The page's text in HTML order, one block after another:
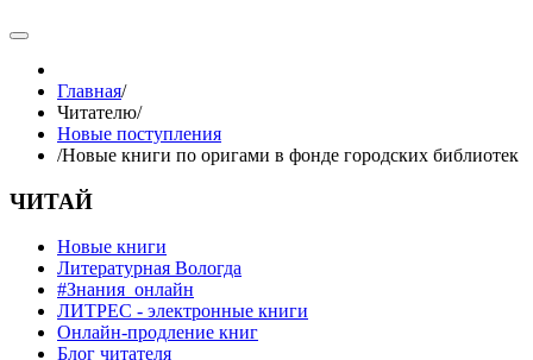
Главная/
Читателю/
Новые поступления
/Новые книги по оригами в фонде городских библиотек
ЧИТАЙ
Новые книги
Литературная Вологда
#Знания_онлайн
ЛИТРЕС - электронные книги
Онлайн-продление книг
Блог читателя